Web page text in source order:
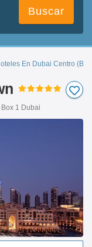
Buscar
En Dubai Centro
1 Dubai